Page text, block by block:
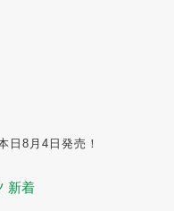
日8月4日発売！
新着